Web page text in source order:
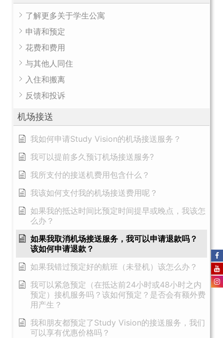
了解更多关于学生公寓
申请和预定
花费和费用
与其他人同住
入住和搬离
反馈和投诉
机场接送
我如何申请Study Vision的机场接送服务？
我可以提前多久预订机场接送服务?
我所支付的接送机费用包含什么？
我该如何支付我的机场接送费用呢？
如果我的抵达时间比预定时间提早或晚点，我该怎
么办？
如果我取消机场接送服务，我可以申请退款吗？
该如何申请退款？
如果我错过预定好的航班（未登机）该怎么办？
我可以紧急预定（在抵达前24小时或48小时之内
预定）接机服务吗？该如何预定？是否会有额外费
用产生？
我和朋友都预定了Study Vision的接送服务，我们
可以享有优惠价格吗？